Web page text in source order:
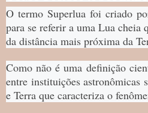
O termo Superlua foi criado
para se referir a uma Lua cheia
da distância mais próxima da
Como não é uma definição
entre instituições astronômicas
e Terra que caracteriza o